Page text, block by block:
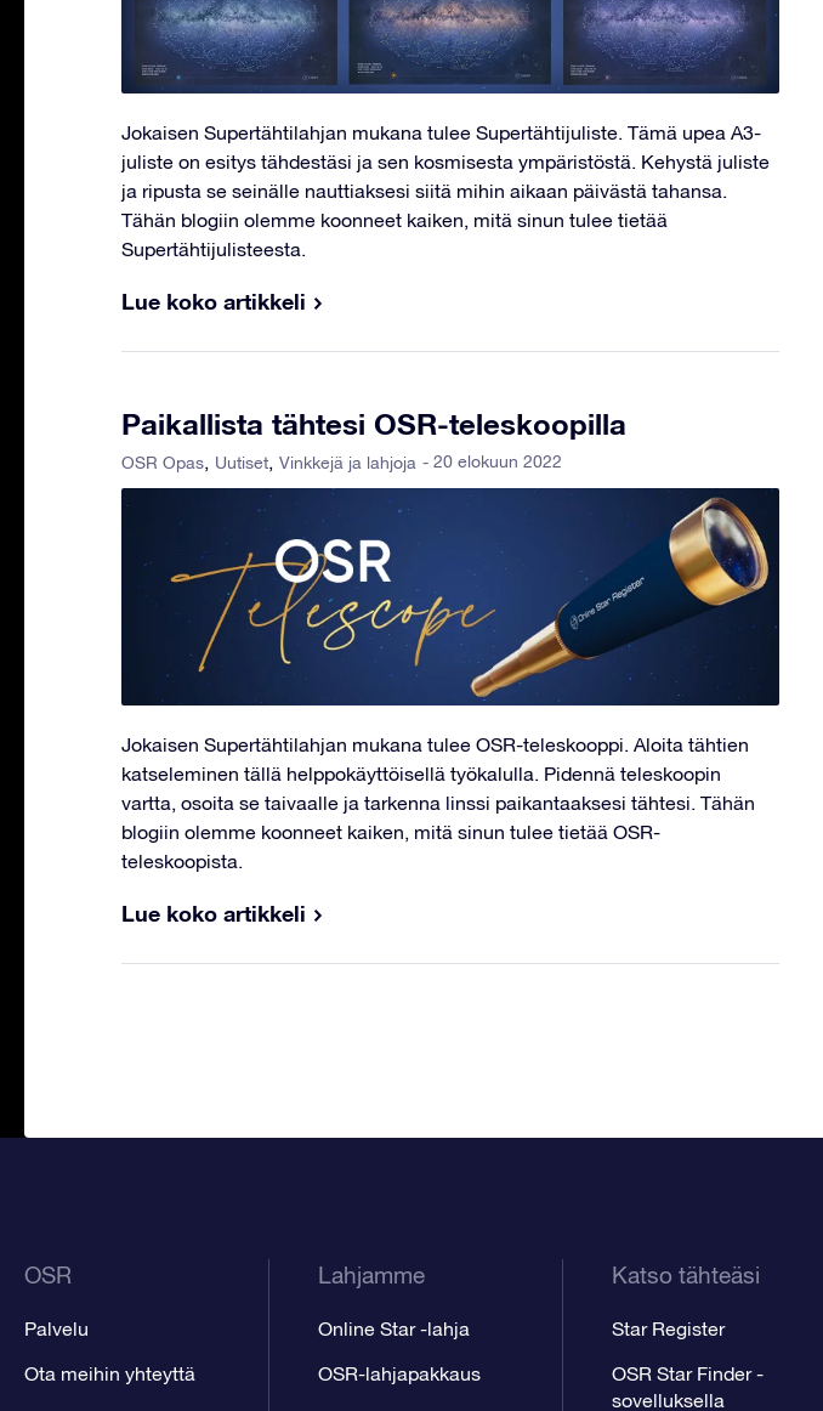
Jokaisen Supertähtilahjan mukana tulee Supertähtijuliste. Tämä upea A3-
juliste on esitys tähdestäsi ja sen kosmisesta ympäristöstä. Kehystä juliste
ja ripusta se seinälle nauttiaksesi siitä mihin aikaan päivästä tahansa.
Tähän blogiin olemme koonneet kaiken, mitä sinun tulee tietää
Supertähtijulisteesta.
Lue koko artikkeli
Paikallista tähtesi OSR-teleskoopilla
OSR Opas Uutiset Vinkkejä ja lahjoja - 20 elokuun 2022
Jokaisen Supertähtilahjan mukana tulee OSR-teleskooppi. Aloita tähtien
katseleminen tällä helppokäyttöisellä työkalulla. Pidennä teleskoopin
vartta, osoita se taivaalle ja tarkenna linssi paikantaaksesi tähtesi. Tähän
blogiin olemme koonneet kaiken, mitä sinun tulee tietää OSR-
teleskoopista.
Lue koko artikkeli
OSR
Palvelu
Ota meihin yhteyttä
Lahjamme
Online Star -lahja
OSR-lahjapakkaus
Katso tähteäsi
Star Register
OSR Star Finder -
sovelluksella